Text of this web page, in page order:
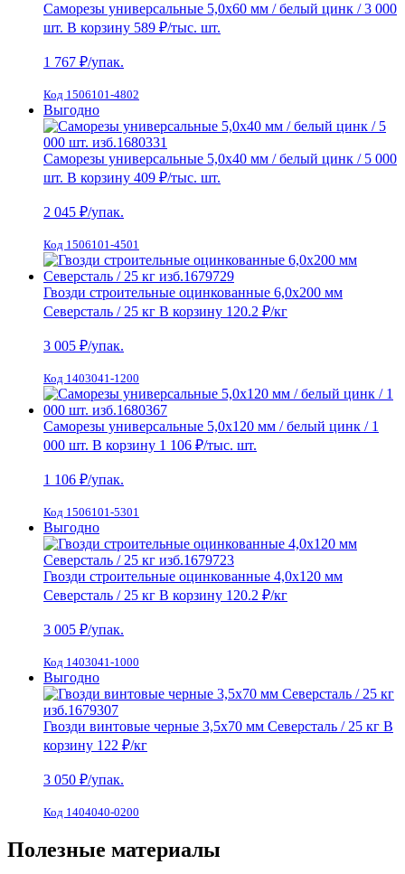
Саморезы универсальные 5,0х60 мм / белый цинк / 3 000
шт. В корзину 589 ₽/тыс. шт.
1 767 ₽/упак.
Код 1506101-4802
Выгодно
Саморезы универсальные 5,0х40 мм / белый цинк / 5 000
шт. В корзину 409 ₽/тыс. шт.
2 045 ₽/упак.
Код 1506101-4501
Гвозди строительные оцинкованные 6,0х200 мм
Северсталь / 25 кг В корзину 120.2 ₽/кг
3 005 ₽/упак.
Код 1403041-1200
Саморезы универсальные 5,0х120 мм / белый цинк / 1
000 шт. В корзину 1 106 ₽/тыс. шт.
1 106 ₽/упак.
Код 1506101-5301
Выгодно
Гвозди строительные оцинкованные 4,0х120 мм
Северсталь / 25 кг В корзину 120.2 ₽/кг
3 005 ₽/упак.
Код 1403041-1000
Выгодно
Гвозди винтовые черные 3,5х70 мм Северсталь / 25 кг В
корзину 122 ₽/кг
3 050 ₽/упак.
Код 1404040-0200
Полезные материалы